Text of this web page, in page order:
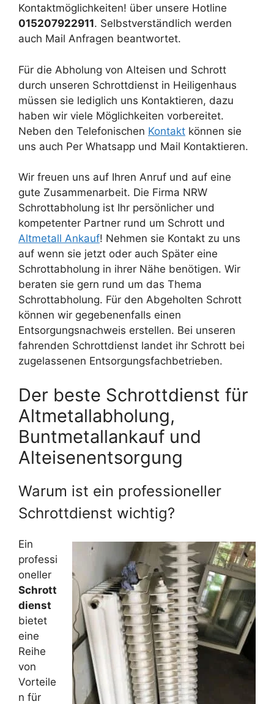
Kontaktmöglichkeiten! über unsere Hotline
015207922911. Selbstverständlich werden
auch Mail Anfragen beantwortet.
Für die Abholung von Alteisen und Schrott
durch unseren Schrottdienst in Heiligenhaus
müssen sie lediglich uns Kontaktieren, dazu
haben wir viele Möglichkeiten vorbereitet.
Neben den Telefonischen Kontakt können sie
uns auch Per Whatsapp und Mail Kontaktieren.
Wir freuen uns auf Ihren Anruf und auf eine
gute Zusammenarbeit. Die Firma NRW
Schrottabholung ist Ihr persönlicher und
kompetenter Partner rund um Schrott und
Altmetall Ankauf! Nehmen sie Kontakt zu uns
auf wenn sie jetzt oder auch Später eine
Schrottabholung in ihrer Nähe benötigen. Wir
beraten sie gern rund um das Thema
Schrottabholung. Für den Abgeholten Schrott
können wir gegebenenfalls einen
Entsorgungsnachweis erstellen. Bei unseren
fahrenden Schrottdienst landet ihr Schrott bei
zugelassenen Entsorgungsfachbetrieben.
Der beste Schrottdienst für
Altmetallabholung,
Buntmetallankauf und
Alteisenentsorgung
Warum ist ein professioneller
Schrottdienst wichtig?
Ein
professi
oneller
Schrott
dienst
bietet
eine
Reihe
von
Vorteile
n für